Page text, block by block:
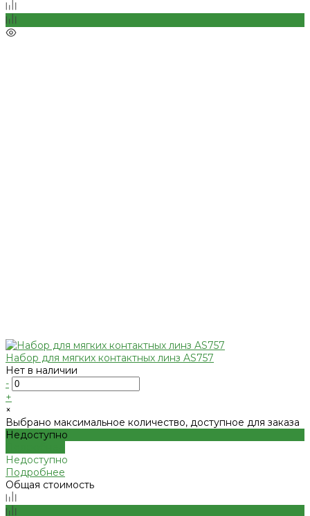
Набор для мягких контактных линз AS757
Нет в наличии
-
+
×
Выбрано максимальное количество, доступное для заказа
Недоступно
Недоступно
Подробнее
Общая стоимость